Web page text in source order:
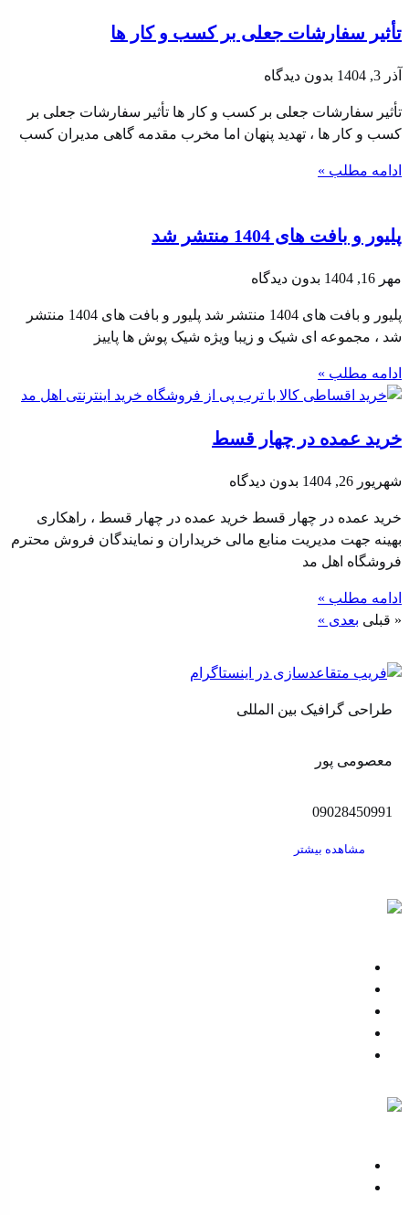
تأثیر سفارشات جعلی بر کسب‌ و کار ها
آذر 3, 1404 بدون دیدگاه
تأثیر سفارشات جعلی بر کسب‌ و کار ها تأثیر سفارشات جعلی بر
کسب‌ و کار ها ، تهدید پنهان اما مخرب مقدمه گاهی مدیران کسب
ادامه مطلب »
پلیور و بافت های 1404 منتشر شد
مهر 16, 1404 بدون دیدگاه
پلیور و بافت های 1404 منتشر شد پلیور و بافت های 1404 منتشر
شد ، مجموعه ای شیک و زیبا ویژه شیک پوش ها پاییز
ادامه مطلب »
خرید عمده در چهار قسط
شهریور 26, 1404 بدون دیدگاه
خرید عمده در چهار قسط خرید عمده در چهار قسط ، راهکاری
بهینه جهت مدیریت منابع مالی خریداران و نمایندگان فروش محترم
فروشگاه اهل مد
ادامه مطلب »
« قبلی بعدی »
طراحی گرافیک بین المللی
معصومی پور
09028450991
مشاهده بیشتر